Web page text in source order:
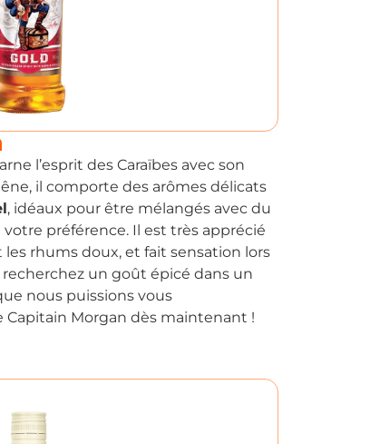
l’esprit des Caraïbes avec son
il comporte des arômes délicats
, idéaux pour être mélangés avec du
préférence. Il est très apprécié
rhums doux, et fait sensation lors
recherchez un goût épicé dans un
nous puissions vous
Morgan dès maintenant !